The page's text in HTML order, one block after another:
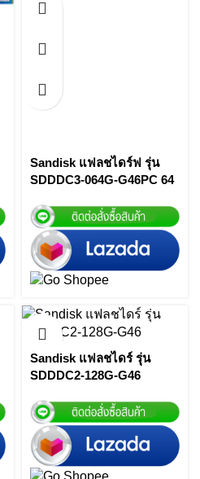
Sandisk แฟลชไดร์ฟ รุ่น
SDDDC3-064G-G46PC 64
SANDISK ULTRA DUAL
DRIVE GO By Vnix Group
Sandisk แฟลชไดร์ รุ่น
SDDDC2-128G-G46
TYPE-C 128GB-SPEED
UP TO 150MB/SEC By
Vnix Group